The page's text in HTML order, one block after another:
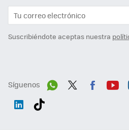
Suscribiéndote aceptas nuestra
Síguenos